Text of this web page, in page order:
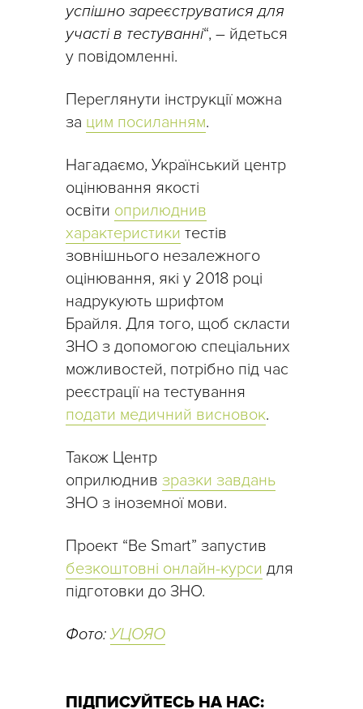
успішно зареєструватися для
участі в тестуванні“, – йдеться
у повідомленні.
Переглянути інструкції можна
за цим посиланням.
Нагадаємо, Український центр
оцінювання якості
освіти оприлюднив
характеристики тестів
зовнішнього незалежного
оцінювання, які у 2018 році
надрукують шрифтом
Брайля. Для того, щоб скласти
ЗНО з допомогою спеціальних
можливостей, потрібно під час
реєстрації на тестування
подати медичний висновок.
Також Центр
оприлюднив зразки завдань
ЗНО з іноземної мови.
Проект “Be Smart” запустив
безкоштовні онлайн-курси для
підготовки до ЗНО.
Фото:УЦОЯО
ПІДПИСУЙТЕСЬ НА НАС: